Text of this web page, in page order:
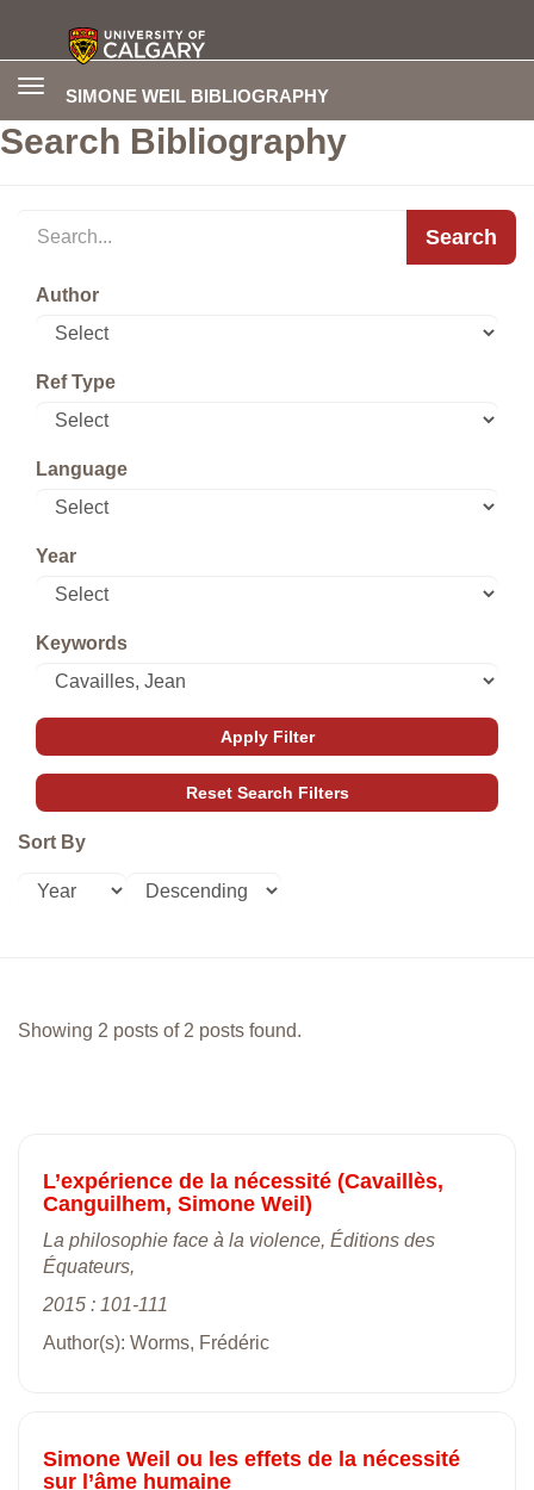
SIMONE WEIL BIBLIOGRAPHY
Toggle
Search Bibliography
Search
Author
Ref Type
Language
Year
Keywords
Sort By
Showing 2 posts of 2 posts found.
L’expérience de la nécessité (Cavaillès,
Canguilhem, Simone Weil)
La philosophie face à la violence, Éditions des
Équateurs,
2015 : 101-111
Author(s): Worms, Frédéric
Simone Weil ou les effets de la nécessité
sur l’âme humaine